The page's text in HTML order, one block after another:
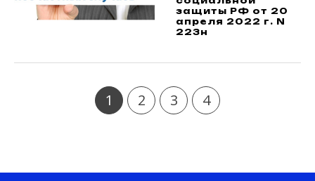
защиты РФ от 20
апреля 2022 г. N
223н
1 2 3 4